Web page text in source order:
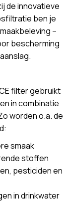
de innovatieve
ben je
–
bescherming
filter gebruikt
in combinatie
worden o.a. de
smaak
stoffen
pesticiden en
in drinkwater